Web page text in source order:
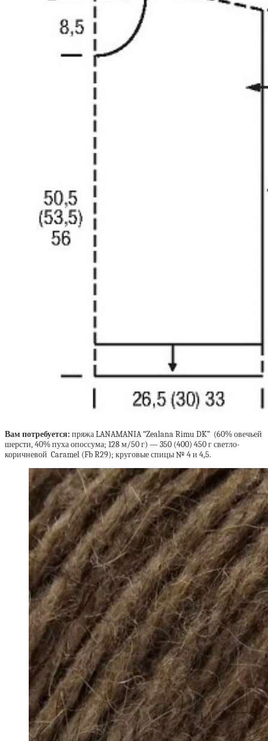
Вам потребуется: пряжа LANAMANIA“Zealana Rimu DK” (60% овечьей
шерсти, 40% пуха опоссума; 128 м/50 г) — 350 (400) 450 г светло-
коричневой Caramel (Fb R29); круговые спицы № 4 и 4,5.